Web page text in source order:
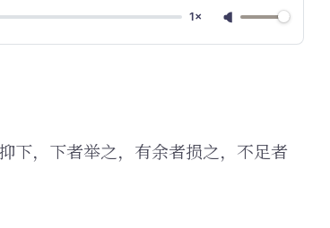
1×
下，下者举之，有余者损之，不足者